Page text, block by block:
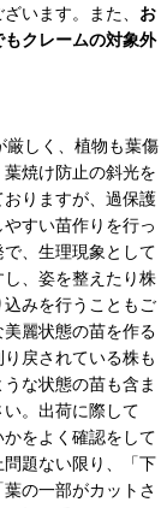
います。また、 お
クレームの対象外
厳しく、植物も葉傷
焼け防止の斜光を
りますが、過保護
すい苗作りを行っ
、生理現象として
、姿を整えたり株
みを行うこともご
麗状態の苗を作る
戻されている株も
な状態の苗も含ま
。出荷に際して
をよく確認をして
題ない限り、「下
の一部がカットさ